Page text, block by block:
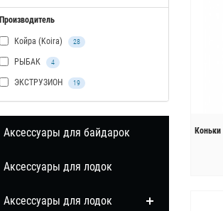
Производитель
Койра (Koira) 28
РЫБАК 4
ЭКСТРУЗИОН 19
Аксессуары для байдарок
Аксессуары для лодок
Аксессуары для лодок